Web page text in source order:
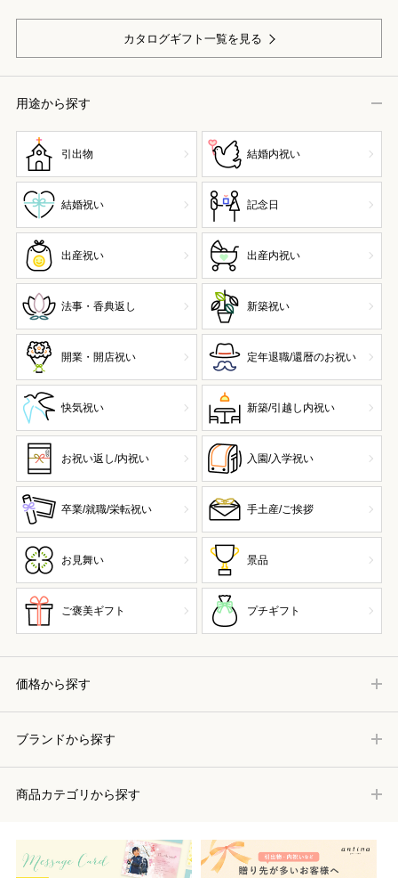
カタログギフト一覧を見る
用途から探す
引出物 結婚内祝い
結婚祝い 記念日
出産祝い 出産内祝い
法事・香典返し 新築祝い
開業・開店祝い 定年退職/還暦のお祝い
快気祝い 新築/引越し内祝い
お祝い返し/内祝い 入園/入学祝い
卒業/就職/栄転祝い 手土産/ご挨拶
お見舞い 景品
ご褒美ギフト プチギフト
価格から探す
ブランドから探す
商品カテゴリから探す